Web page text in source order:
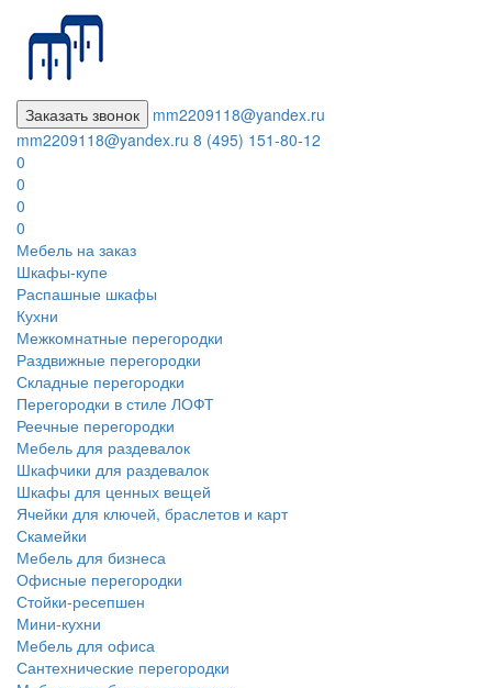
Заказать звонок
mm2209118@yandex.ru
mm2209118@yandex.ru 8 (495) 151-80-12
0
0
0
0
Мебель на заказ
Шкафы-купе
Распашные шкафы
Кухни
Межкомнатные перегородки
Раздвижные перегородки
Складные перегородки
Перегородки в стиле ЛОФТ
Реечные перегородки
Мебель для раздевалок
Шкафчики для раздевалок
Шкафы для ценных вещей
Ячейки для ключей, браслетов и карт
Скамейки
Мебель для бизнеса
Офисные перегородки
Стойки-ресепшен
Мини-кухни
Мебель для офиса
Сантехнические перегородки